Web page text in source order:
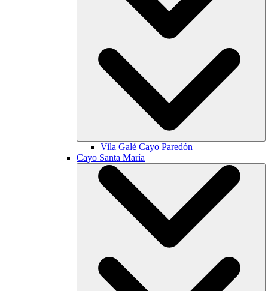
Vila Galé Cayo Paredón
Cayo Santa María